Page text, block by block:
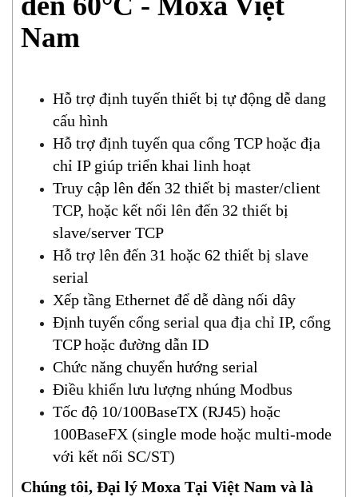
Nam
Hỗ trợ định tuyến thiết bị tự động dễ dang
cấu hình
Hỗ trợ định tuyến qua cổng TCP hoặc địa
chỉ IP giúp triển khai linh hoạt
Truy cập lên đến 32 thiết bị master/client
TCP, hoặc kết nối lên đến 32 thiết bị
slave/server TCP
Hỗ trợ lên đến 31 hoặc 62 thiết bị slave
serial
Xếp tầng Ethernet để dễ dàng nối dây
Định tuyến cổng serial qua địa chỉ IP, cổng
TCP hoặc đường dẫn ID
Chức năng chuyển hướng serial
Điều khiển lưu lượng nhúng Modbus
Tốc độ 10/100BaseTX (RJ45) hoặc
100BaseFX (single mode hoặc multi-mode
với kết nối SC/ST)
Chúng tôi, Đại lý Moxa Tại Việt Nam và là